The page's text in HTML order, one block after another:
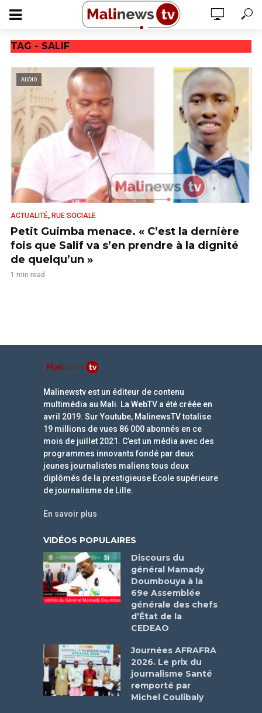
TAG - SALIF
AUDIO
ACTUALITÉ, RUE SOCIALE
Petit Guimba menace. « C’est la dernière
fois que Salif va s’en prendre à la dignité
de quelqu’un »
1 min read
Malinewstv est un éditeur de contenu
multimédia au Mali. La WebTV a été créée en
avril 2019. Sur Youtube, MalinewsTV totalise
19 millions de vues 86 000 abonnés en ce
mois de juillet 2021. C’est un média avec des
programmes innovants fondé par deux
jeunes journalistes maliens tous deux
diplômés de la prestigieuse Ecole supérieure
de journalisme de Lille.
En savoir plus
VIDÉOS POPULAIRES
Discours du
général Mamady
Doumbouya à la
69e Assemblée
générale des chefs
d’État de la
CEDEAO
Journées AFRAFRA
2026. Le prix du
journalisme Santé
remporté par
Michel Coulibaly